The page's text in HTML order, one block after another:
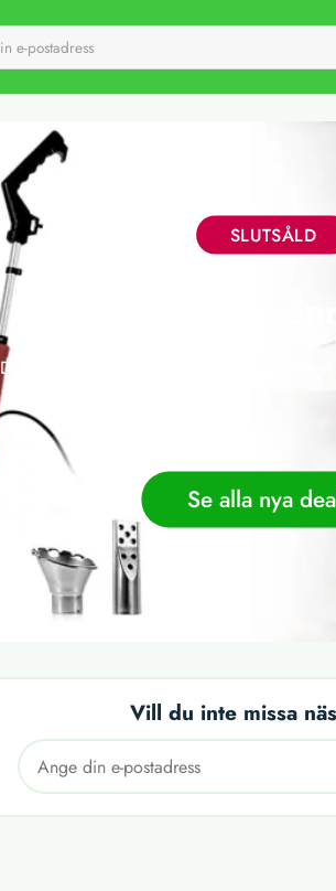
SLUTSÅLD
Det här erbjudandet har tyvärr gått ut, men
Se alla nya
Vill du inte missa